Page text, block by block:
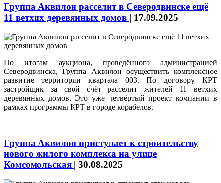
Группа Аквилон расселит в Северодвинске ещё
11 ветхих деревянных домов | 17.09.2025
По итогам аукциона, проведённого администрацией
Северодвинска, Группа Аквилон осуществить комплексное
развитие территории квартала 003. По договору КРТ
застройщик за свой счёт расселит жителей 11 ветхих
деревянных домов. Это уже четвёртый проект компании в
рамках программы КРТ в городе корабелов.
Группа Аквилон приступает к строительству
нового жилого комплекса на улице
Комсомольская | 30.08.2025